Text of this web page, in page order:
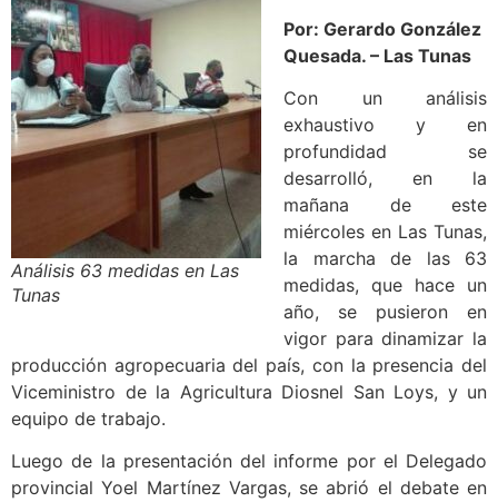
Análisis 63 medidas en Las
Tunas
Por: Gerardo González
Quesada. – Las Tunas
Con un análisis
exhaustivo y en
profundidad se
desarrolló, en la
mañana de este
miércoles en Las Tunas,
la marcha de las 63
medidas, que hace un
año, se pusieron en
vigor para dinamizar la
producción agropecuaria del país, con la presencia del
Viceministro de la Agricultura Diosnel San Loys, y un
equipo de trabajo.
Luego de la presentación del informe por el Delegado
provincial Yoel Martínez Vargas, se abrió el debate en